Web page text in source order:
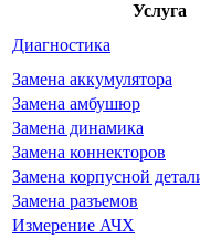
Услуга
Диагностика
Замена аккумулятора
Замена амбушюр
Замена динамика
Замена коннекторов
Замена корпусной
Замена разъемов
Измерение АЧХ